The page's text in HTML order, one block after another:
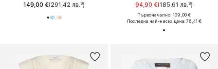
149,00 €(291,42 лв.³) 94,90 €(185,61 лв.³)
Първоначално: 109,00 €
Последна най-ниска цена:76,41 €